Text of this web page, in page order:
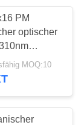
105
PM
optischer
UPC
MOQ:10